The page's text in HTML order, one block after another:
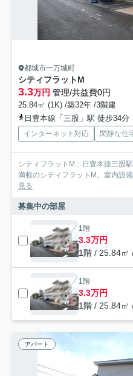
都城市一万城町
シティフラットM
3.3万円 管理/共益費0円
25.84㎡ (1K) /築32年 /3階建
日豊本線「三股」駅 徒歩34分
インターネット対応 閑静な住
シティフラットM：日豊本線三股
満載のシティフラットM。室内設
見る
募集中の部屋
1階
3.3万円
1階 / 25.84㎡
1階
3.3万円
1階 / 25.84㎡
アパート